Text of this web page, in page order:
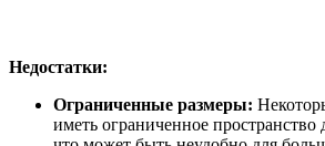
Недостатки:
Ограниченные размеры:
иметь ограниченное